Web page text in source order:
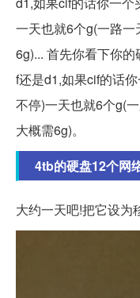
一天也就6个g(一路
6g)... 首先你看下你
f还是d1,如果cif的话
不停)一天也就6个g(
大概需6g)。
4tb的硬盘12个网
大约一天吧!把它设为